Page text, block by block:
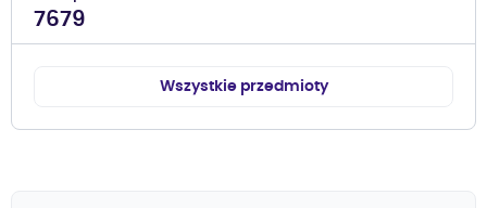
7679
Wszystkie przedmioty